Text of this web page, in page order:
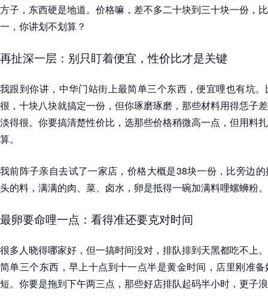
方子，东西硬是地道。价格嘛，差不多二十块到三十块一份，
一，你讲划不划算？
再扯深一层：别只盯着便宜，性价比才是关键
我跟到你讲，中华门站街上最简单三个东西，便宜哩也有坑
很，十块八块就搞定一份，但你琢磨琢磨，那些材料用得恁子
淡得很。你要搞清楚性价比，选那些价格稍微高一点，但用料
算。
我前阵子亲自去试了一家店，价格大概是38块一份，比旁边
头的料，满满的肉、菜、卤水，卵是抵得一碗加满料哩螺蛳粉
最卵要命哩一点：看得准还要克对时间
很多人晓得哪家好，但一搞时间没对，排队排到天黑都吃不上
简单三个东西，早上十点到十一点半是黄金时间，店里刚准
短。你要是拖到下午两三点，那些好店排队起码半小时，更子